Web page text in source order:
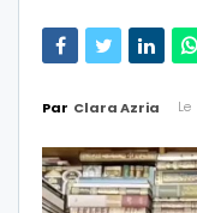
Par Clara Azria Le